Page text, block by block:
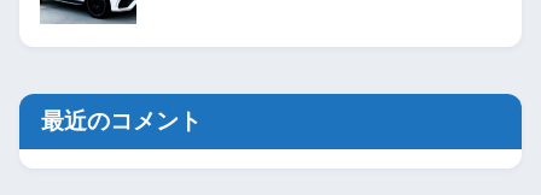
最近のコメント